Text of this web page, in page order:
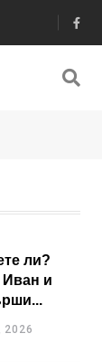
ли?
Иван и
2026